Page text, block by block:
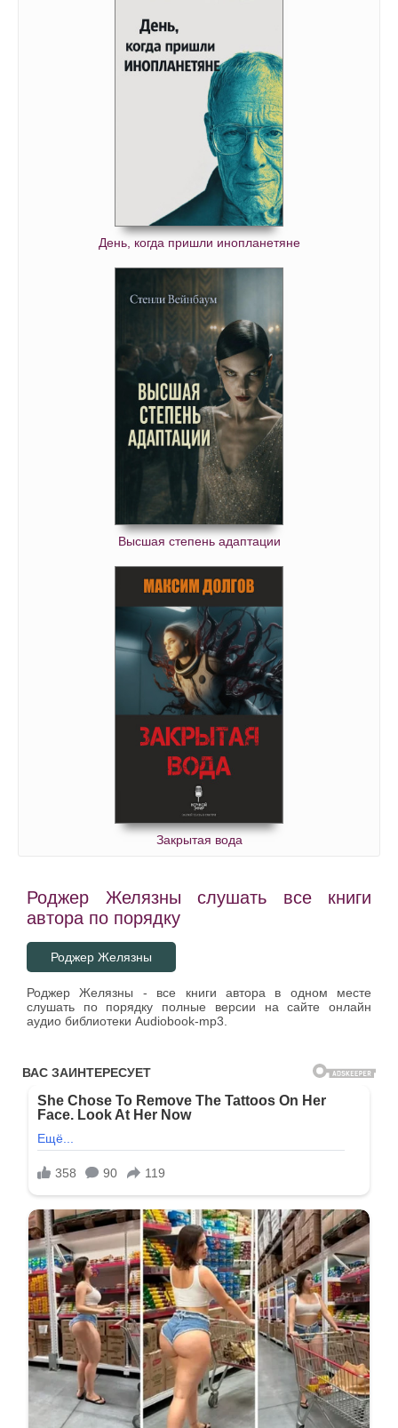
День, когда пришли инопланетяне
Высшая степень адаптации
Закрытая вода
Роджер Желязны слушать все книги
автора по порядку
Роджер Желязны
Роджер Желязны - все книги автора в одном месте
слушать по порядку полные версии на сайте онлайн
аудио библиотеки Audiobook-mp3.